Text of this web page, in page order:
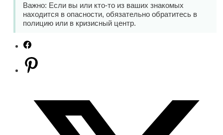
Важно: Если вы или кто-то из ваших знакомых
находится в опасности, обязательно обратитесь в
полицию или в кризисный центр.